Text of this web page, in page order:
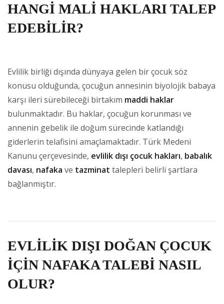
HANGİ MALİ HAKLARI TALEP
EDEBİLİR?
Evlilik birliği dışında dünyaya gelen bir çocuk söz
konusu olduğunda, çocuğun annesinin biyolojik babaya
karşı ileri sürebileceği birtakım maddi haklar
bulunmaktadır. Bu haklar, çocuğun korunması ve
annenin gebelik ile doğum sürecinde katlandığı
giderlerin telafisini amaçlamaktadır. Türk Medeni
Kanunu çerçevesinde, evlilik dışı çocuk hakları, babalık
davası, nafaka ve tazminat talepleri belirli şartlara
bağlanmıştır.
EVLİLİK DIŞI DOĞAN ÇOCUK
İÇİN NAFAKA TALEBİ NASIL
OLUR?